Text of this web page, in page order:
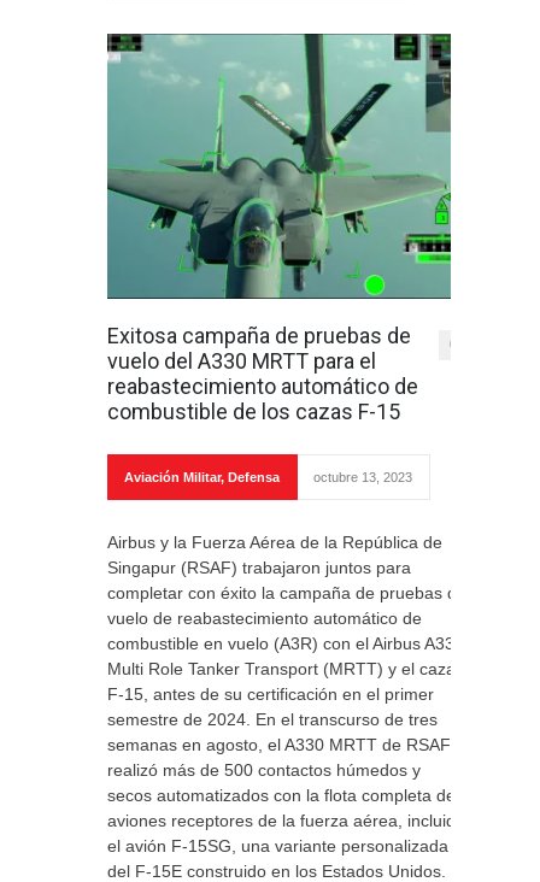
Exitosa campaña de pruebas de
vuelo del A330 MRTT para el
reabastecimiento automático de
combustible de los cazas F-15
0
Aviación Militar, Defensa octubre 13, 2023
Airbus y la Fuerza Aérea de la República de
Singapur (RSAF) trabajaron juntos para
completar con éxito la campaña de pruebas de
vuelo de reabastecimiento automático de
combustible en vuelo (A3R) con el Airbus A330
Multi Role Tanker Transport (MRTT) y el caza
F-15, antes de su certificación en el primer
semestre de 2024. En el transcurso de tres
semanas en agosto, el A330 MRTT de RSAF
realizó más de 500 contactos húmedos y
secos automatizados con la flota completa de
aviones receptores de la fuerza aérea, incluido
el avión F-15SG, una variante personalizada
del F-15E construido en los Estados Unidos.